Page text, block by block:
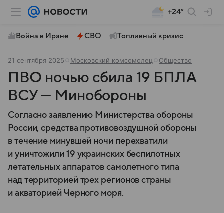
+24°
Война в Иране СВО Топливный кризис
21 сентября 2025 Московский комсомолец Общество
ПВО ночью сбила 19 БПЛА
ВСУ — Минобороны
Согласно заявлению Министерства обороны
России, средства противовоздушной обороны
в течение минувшей ночи перехватили
и уничтожили 19 украинских беспилотных
летательных аппаратов самолетного типа
над территорией трех регионов страны
и акваторией Черного моря.